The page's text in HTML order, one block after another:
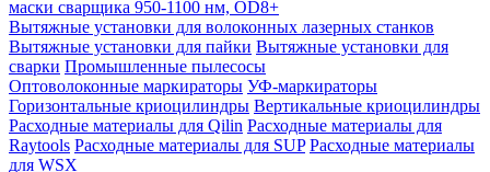
маски сварщика 950-1100 нм, OD8+
Вытяжные установки для волоконных лазерных станков
Вытяжные установки для пайки Вытяжные установки для
сварки Промышленные пылесосы
Оптоволоконные маркираторы УФ-маркираторы
Горизонтальные криоцилиндры Вертикальные криоцилиндры
Расходные материалы для Qilin Расходные материалы для
Raytools Расходные материалы для SUP Расходные материалы
для WSX